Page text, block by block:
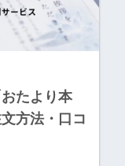
たより本
方法・口コ